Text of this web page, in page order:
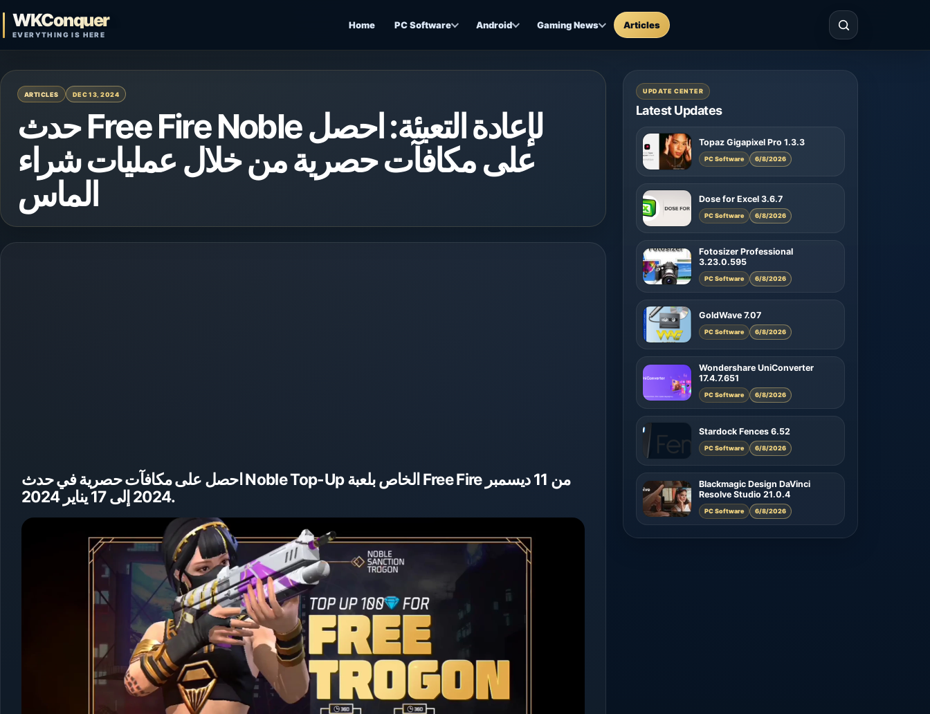
WKConquer
EVERYTHING IS HERE
Home PC Software Android Gaming News Articles
Open search
ARTICLES DEC 13, 2024
حدث Free Fire Noble لإعادة التعبئة: احصل
على مكافآت حصرية من خلال عمليات شراء
الماس
احصل على مكافآت حصرية في حدث Noble Top-Up الخاص بلعبة Free Fire من 11 ديسمبر
2024 إلى 17 يناير 2024.
UPDATE CENTER
Latest Updates
Topaz Gigapixel Pro 1.3.3
PC Software 6/8/2026
Dose for Excel 3.6.7
PC Software 6/8/2026
Fotosizer Professional
3.23.0.595
PC Software 6/8/2026
GoldWave 7.07
PC Software 6/8/2026
Wondershare UniConverter
17.4.7.651
PC Software 6/8/2026
Stardock Fences 6.52
PC Software 6/8/2026
Blackmagic Design DaVinci
Resolve Studio 21.0.4
PC Software 6/8/2026